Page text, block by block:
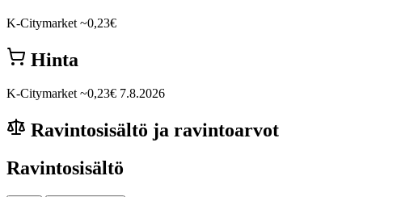
K-Citymarket ~0,23€
Hinta
K-Citymarket ~0,23€ 7.8.2026
Ravintosisältö ja ravintoarvot
Ravintosisältö